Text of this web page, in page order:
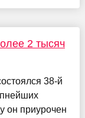
2 тысяч
38-й
он приурочен